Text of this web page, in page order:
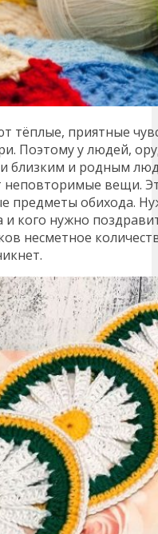
тёплые, приятные
Поэтому у людей,
близким и родным
вещи.
предметы обихода.
кого нужно
несметное